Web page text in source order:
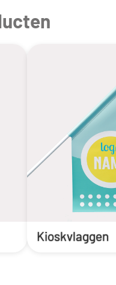
Kioskvlaggen